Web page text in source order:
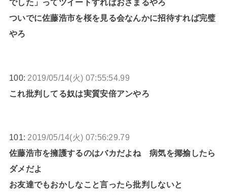
でした」ってツイートすればおさまるやろ
ついでに佐藤浩市を桜を見る会なんかに招待すれば完璧
やろ
100: 2019/05/14(火) 07:55:54.99
これ批判してる奴は実質安倍アンやろ
101: 2019/05/14(火) 07:56:29.79
佐藤浩市を擁護するのはバカだよね 病気を揶揄したら
ダメだよ
お友達でもおかしなこと言ったら批判しないと